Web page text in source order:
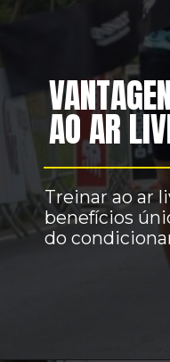
Treinar ao ar
benefícios
do
AO AR